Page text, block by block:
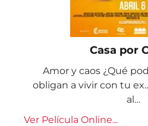
Casa por
Amor y caos ¿Qué
obligan a vivir con tu
al…
Ver Película Online...